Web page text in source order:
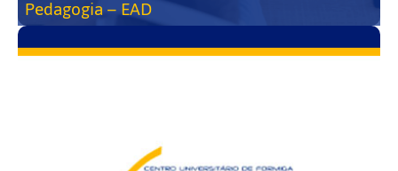
Pedagogia – EAD